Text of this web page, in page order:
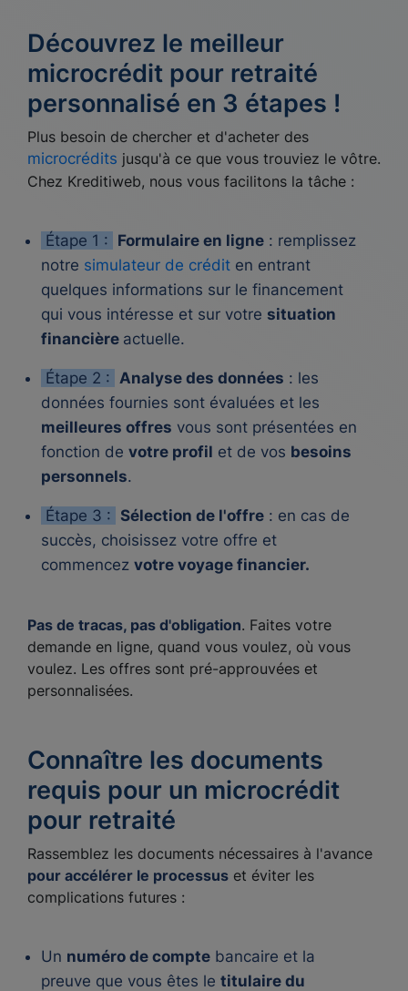
Découvrez le meilleur
microcrédit pour retraité
personnalisé en 3 étapes !
Plus besoin de chercher et d'acheter des
microcrédits jusqu'à ce que vous trouviez le vôtre.
Chez Kreditiweb, nous vous facilitons la tâche :
Étape 1 : Formulaire en ligne : remplissez
notre simulateur de crédit en entrant
quelques informations sur le financement
qui vous intéresse et sur votre situation
financière actuelle.
Étape 2 : Analyse des données : les
données fournies sont évaluées et les
meilleures offres vous sont présentées en
fonction de votre profil et de vos besoins
personnels.
Étape 3 : Sélection de l'offre : en cas de
succès, choisissez votre offre et
commencez votre voyage financier.
Pas de tracas, pas d'obligation. Faites votre
demande en ligne, quand vous voulez, où vous
voulez. Les offres sont pré-approuvées et
personnalisées.
Connaître les documents
requis pour un microcrédit
pour retraité
Rassemblez les documents nécessaires à l'avance
pour accélérer le processus et éviter les
complications futures :
Un numéro de compte bancaire et la
preuve que vous êtes le titulaire du